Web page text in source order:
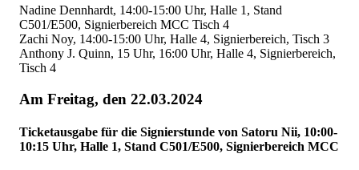
Nadine Dennhardt, 14:00-15:00 Uhr, Halle 1, Stand
C501/E500, Signierbereich MCC Tisch 4
Zachi Noy, 14:00-15:00 Uhr, Halle 4, Signierbereich, Tisch 3
Anthony J. Quinn, 15 Uhr, 16:00 Uhr, Halle 4, Signierbereich,
Tisch 4
Am Freitag, den 22.03.2024
Ticketausgabe für die Signierstunde von Satoru Nii, 10:00-
10:15 Uhr, Halle 1, Stand C501/E500, Signierbereich MCC